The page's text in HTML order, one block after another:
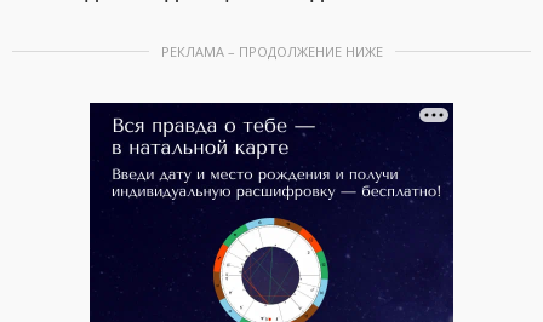
РЕКЛАМА – ПРОДОЛЖЕНИЕ НИЖЕ